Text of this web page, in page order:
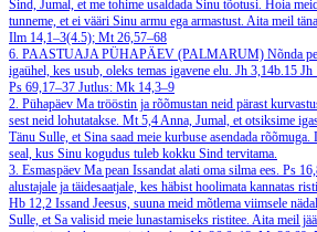
Sind, Jumal, et me tohime usaldada Sinu tõotusi. Hoia
tunneme, et ei vääri Sinu armu ega armastust. Aita meil
Ilm 14,1–3(4.5); Mt 26,57–68
6. PAASTUAJA PÜHAPÄEV (PALMARUM) Nõnda
igaühel, kes usub, oleks temas igavene elu. Jh 3,14b.15 Jh
Ps 69,17–37 Jutlus: Mk 14,3–9
2. Pühapäev Ma trööstin ja rõõmustan neid pärast
sest neid lohutatakse. Mt 5,4Anna, Jumal, et otsiksime
Tänu Sulle, et Sina saad meie kurbuse asendada
seal, kus Sinu kogudus tuleb kokku Sind tervitama.
3. Esmaspäev Ma pean Issandat alati oma silma ees. Ps
alustajale ja täidesaatjale, kes häbist hoolimata kannatas
Hb 12,2 Issand Jeesus, suuna meid mõtlema viimsele
Sulle, et Sa valisid meie lunastamiseks ristitee. Aita meil